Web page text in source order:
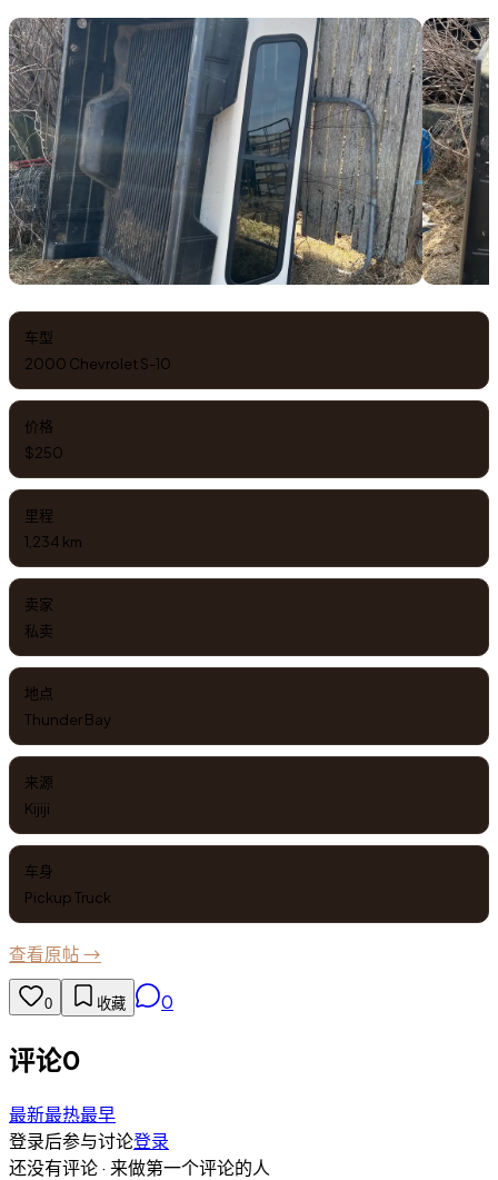
车型
2000 Chevrolet S-10
价格
$250
里程
1,234 km
卖家
私卖
地点
Thunder Bay
来源
Kijiji
车身
Pickup Truck
查看原帖 →
0 收藏 0
评论0
最新最热最早
登录后参与讨论登录
还没有评论 · 来做第一个评论的人